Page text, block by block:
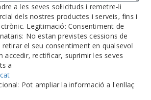
a les seves sol·licituds i remetre-li
dels nostres productes i serveis, fins i
Legitimació: Consentiment de
No estan previstes cessions de
el seu consentiment en qualsevol
accedir, rectificar, suprimir les seves
a
Pot ampliar la informació a l'enllaç